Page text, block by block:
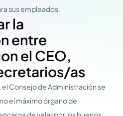
sus empleados.
la
entre
el CEO,
as
Consejo de Administración se
el máximo órgano de